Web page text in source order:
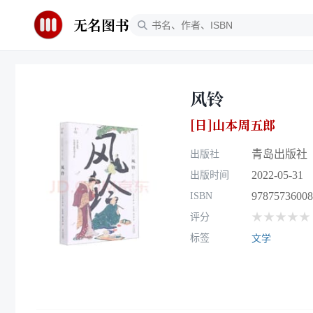
无名图书
风铃
[日]山本周五郎
出版社 青岛出版社
出版时间 2022-05-31
ISBN
评分 ★★★★★
标签 文学